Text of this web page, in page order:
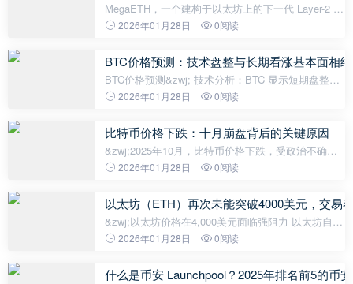
MegaETH，一个建构于以太坊上的下一代 Layer-2 解
决方案，已于 2025 年 10 月 15 日至 10 月 27 日在
(ICO) 注册。 作为业
2026年01月28日 0阅读
BTC价格预测：技术盘整与长期看涨基本面相
BTC价格预测&zwj; 技术分析：BTC 显示短期盘整信
号 比特币价格目前交易价为 111,140 USDT，低于 20
力。MACD 指标显示负动量位于
2026年01月28日 0阅读
比特币价格下跌：十月崩盘背后的关键原因
&zwj;2025年10月，比特币价格下跌，受政治不确定
性、宏观经济信号和市场技术触发因素等多重因素共
易所和散户投资者的担忧。本文
2026年01月28日 0阅读
以太坊（ETH）再次未能突破4000美元，交易
&zwj;以太坊价格在4,000美元面临强阻力 以太坊自10
月11日触及3,500美元低点后反弹16%，但在4,000美
Philakone周一在X平台发文称，&ld
2026年01月28日 0阅读
什么是币安 Launchpool？2025年排名前5的币